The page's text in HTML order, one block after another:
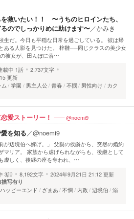
救いたい！！ 〜うちのヒロインたち、
のでしっかりめに助けます〜／かみき
生だ。今日も平穏な日常を過ごしている。 彼は帰
ある人影を見つけた。 梓雛──同じクラスの美少女
彼女が、田んぼに落…
載中 1話
2,737文字
更新
学園 男主人公 青春 不憫 男性向け
カク
愛ストーリー！ @noemi9
を知る／@noemi9
が辺境伯へ嫁げ。」 父親の侯爵から、突然の婚約
マリア。 家族から虐げられながらも、後継として
虚しく、後継の座を奪われ、…
3話 8,192文字 2024年9月21日 21:12 更新
写有り
ハッピーエンド ざまあ 不憫 内政 辺境伯
溺